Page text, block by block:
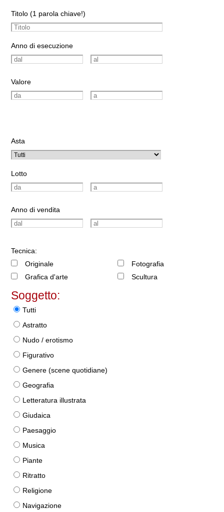
Titolo (1 parola chiave!)
Anno di esecuzione
Valore
Asta
Lotto
Anno di vendita
Tecnica:
Originale
Grafica d'arte
Fotografia
Scultura
Soggetto:
Tutti
Astratto
Nudo / erotismo
Figurativo
Genere (scene quotidiane)
Geografia
Letteratura illustrata
Giudaica
Paesaggio
Musica
Piante
Ritratto
Religione
Navigazione